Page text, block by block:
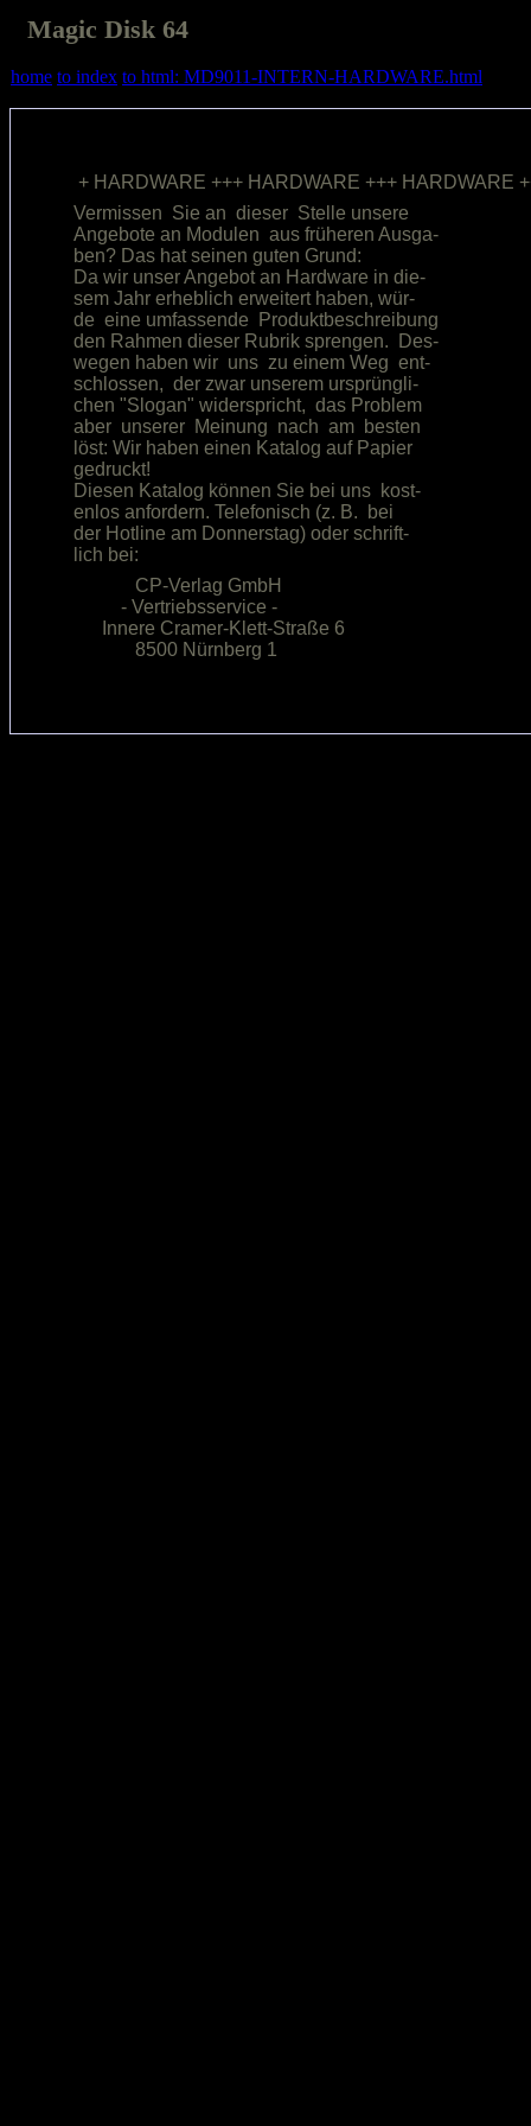
Magic Disk 64
home to index to html: MD9011-INTERN-HARDWARE.html
Vermissen  Sie an  dieser  Stelle unsere
Angebote an Modulen  aus früheren Ausga-
ben? Das hat seinen guten Grund:
Da wir unser Angebot an Hardware in die-
sem Jahr erheblich erweitert haben, wür-
de  eine umfassende  Produktbeschreibung
den Rahmen dieser Rubrik sprengen.  Des-
wegen haben wir  uns  zu einem Weg  ent-
schlossen,  der zwar unserem ursprüngli-
chen "Slogan" widerspricht,  das Problem
aber  unserer  Meinung  nach  am  besten
löst: Wir haben einen Katalog auf Papier
gedruckt!
Diesen Katalog können Sie bei uns  kost-
enlos anfordern. Telefonisch (z. B.  bei
der Hotline am Donnerstag) oder schrift-
             CP-Verlag GmbH
          - Vertriebsservice -
      Innere Cramer-Klett-Straße 6